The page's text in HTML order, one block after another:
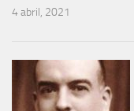
4 abril, 2021